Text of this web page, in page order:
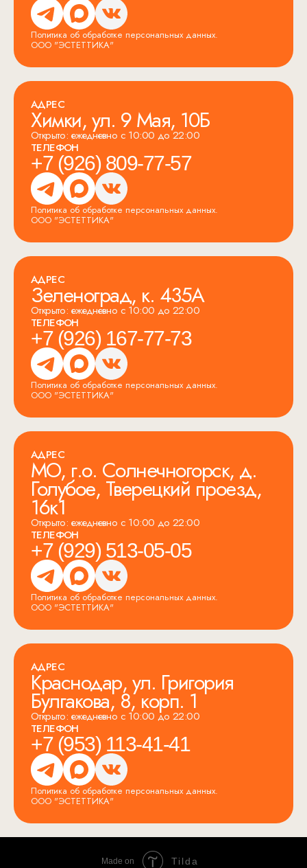
Политика об обработке персональных данных.
ООО "ЭСТЕТТИКА"
АДРЕС
Химки, ул. 9 Мая, 10Б
Открыто: ежедневно с 10:00 до 22:00
ТЕЛЕФОН
+7 (926) 809-77-57
Политика об обработке персональных данных.
ООО "ЭСТЕТТИКА"
АДРЕС
Зеленоград, к. 435А
Открыто: ежедневно с 10:00 до 22:00
ТЕЛЕФОН
+7 (926) 167-77-73
Политика об обработке персональных данных.
ООО "ЭСТЕТТИКА"
АДРЕС
МО, г.о. Солнечногорск, д.
Голубое, Тверецкий проезд,
16к1
Открыто: ежедневно с 10:00 до 22:00
ТЕЛЕФОН
+7 (929) 513-05-05
Политика об обработке персональных данных.
ООО "ЭСТЕТТИКА"
АДРЕС
Краснодар, ул. Григория
Булгакова, 8, корп. 1
Открыто: ежедневно с 10:00 до 22:00
ТЕЛЕФОН
+7 (953) 113-41-41
Политика об обработке персональных данных.
ООО "ЭСТЕТТИКА"
Made on Tilda